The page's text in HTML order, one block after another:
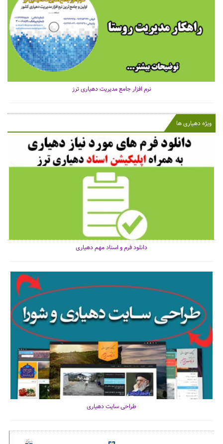
نرم افزار جامع مدیریت دهیاری ترز
ویژه دهیاری ها
دانلود فرم و اسناد مهم دهیاری
طراحی سایت دهیاری